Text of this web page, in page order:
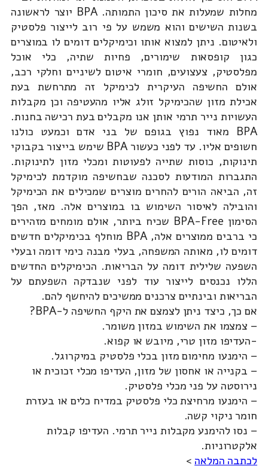
מחלות שמעלות את סיכון התמותה. BPA יוצר לראשונה
בשנות השישים והוא משמש על פי רוב לייצור פלסטיק
ולאיטום. ניתן למצוא אותו וכימיקלים דומים לו במוצרים
כגון קופסאות שימורים, פחיות שתיה, כלי אוכל
מפלסטיק, צעצועים, חומרי איטום לשיניים וחלקי רכב,
אולם החשיפה העיקרית לכימיקל זה מתרחשת בעת
אכילת מזון שהכימיקל זולג אליו מהעטיפה וכן מקבלות
העשויות נייר תרמי אותן אנו מקבלים בעת רכישה בחנות.
BPA מאוד נפוץ בגופם של בני אדם וכמעט כולנו
חשופים אליו. עד לפני כעשור BPA שימש בייצור בקבוקי
תינוקות, כוסות שתייה לפעוטות ומכלי מזון לתינוקות.
התגברות המודעות לסכנה שבחשיפה מוקדמת לכימיקל
זה, הביאה הורים להחרים מוצרים שמכילים את הכימיקל
והובילה לאיסור השימוש בו במוצרים אלה. מאז, הפך
הסימון BPA-Free שכיח ביותר, אולם מומחים מזהירים
כי ברבים ממוצרים אלה, BPA מוחלף בכימיקלים חדשים
דומים לו, מאותה המשפחה, בעלי מבנה כימי דומה ובעלי
השפעה שלילית דומה על הבריאות. הכימיקלים החדשים
הללו נכנסים לייצור עוד לפני שנבדקה השפעתם על
הבריאות ובינתיים צרכנים ממשיכים להיחשף להם.
אם כך, כיצד ניתן לצמצם את היקף החשיפה ל-BPA?
– צמצמו את השימוש במזון משומר.
-העדיפו מזון טרי, מיובש או קפוא.
– הימנעו מחימום מזון בכלי פלסטיק במיקרוגל.
– בקנייה או אחסון של מזון, העדיפו מכלי זכוכית או
נירוסטה על פני מכלי פלסטיק.
– הימנעו מרחיצת כלי פלסטיק במדיח כלים או בעזרת
חומר ניקוי קשה.
– נסו להימנע מקבלות נייר תרמי. העדיפו קבלות
אלקטרוניות.
לכתבה המלאה >